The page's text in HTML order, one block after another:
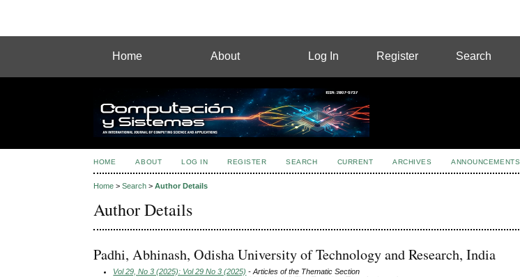
Home About Log In Register Search
HOME ABOUT LOG IN REGISTER SEARCH CURRENT ARCHIVES ANNOUNCEMENTS
Home >Search >Author Details
Author Details
Padhi, Abhinash, Odisha University of Technology and Research, India
Vol 29, No 3 (2025): Vol 29 No 3 (2025) - Articles of the Thematic Section